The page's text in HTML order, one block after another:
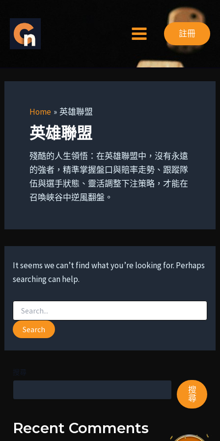
content
Menu
註冊
Home 英雄聯盟
英雄聯盟
殘酷的人生領悟：在英雄聯盟中，沒有永遠
的強者，精準掌握盤口與賠率走勢、跟蹤隊
伍與選手狀態、靈活調整下注策略，才能在
召喚峽谷中逆風翻盤。
It seems we can’t find what you’re looking for. Perhaps
searching can help.
搜尋
搜
尋
Recent Comments